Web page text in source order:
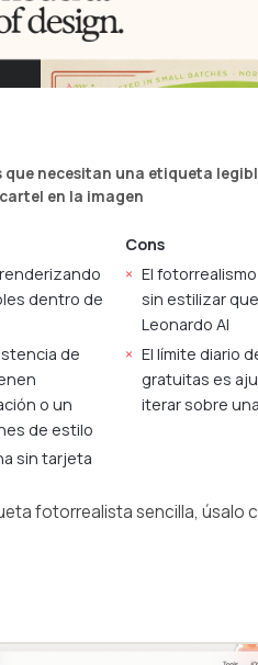
que necesitan una etiqueta
en la imagen
dentro de
de
o un
de estilo
sin tarjeta
Cons
El
sin estilizar
Leonardo AI
El límite diario
gratuitas es
iterar sobre
fotorrealista sencilla, úsalo